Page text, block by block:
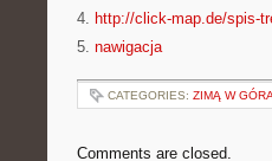
4. http://click-map.de/spis-
5. nawigacja
CATEGORIES: ZIMĄ W
Comments are closed.